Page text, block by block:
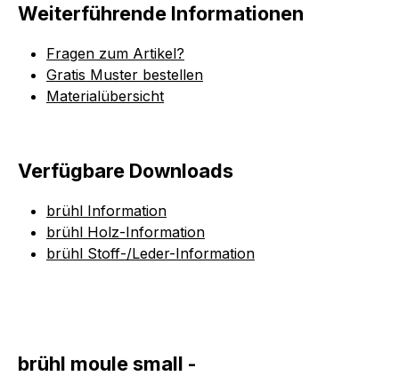
Weiterführende Informationen
Fragen zum Artikel?
Gratis Muster bestellen
Materialübersicht
Verfügbare Downloads
brühl Information
brühl Holz-Information
brühl Stoff-/Leder-Information
brühl moule small -